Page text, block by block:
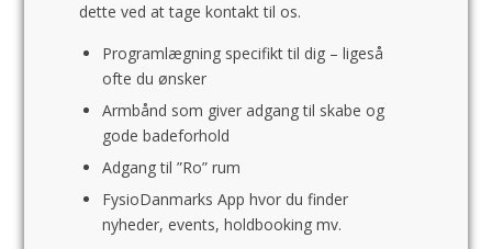
dette ved at tage kontakt til os.
Programlægning specifikt til dig – ligeså
ofte du ønsker
Armbånd som giver adgang til skabe og
gode badeforhold
Adgang til ”Ro” rum
FysioDanmarks App hvor du finder
nyheder, events, holdbooking mv.